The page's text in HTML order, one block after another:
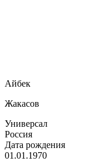
Айбек
Жакасов
Универсал
Россия
Дата рождения
01.01.1970